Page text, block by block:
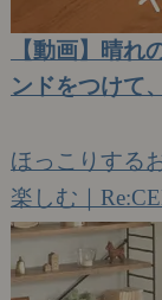
【動画】晴
ンドをつけて
ほっこりする
楽しむ｜